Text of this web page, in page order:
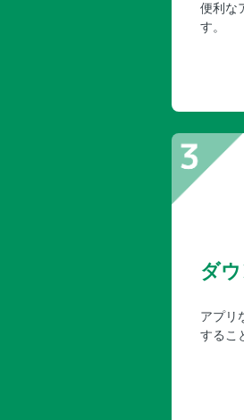
便利な
す。
ダ
アプリ
するこ